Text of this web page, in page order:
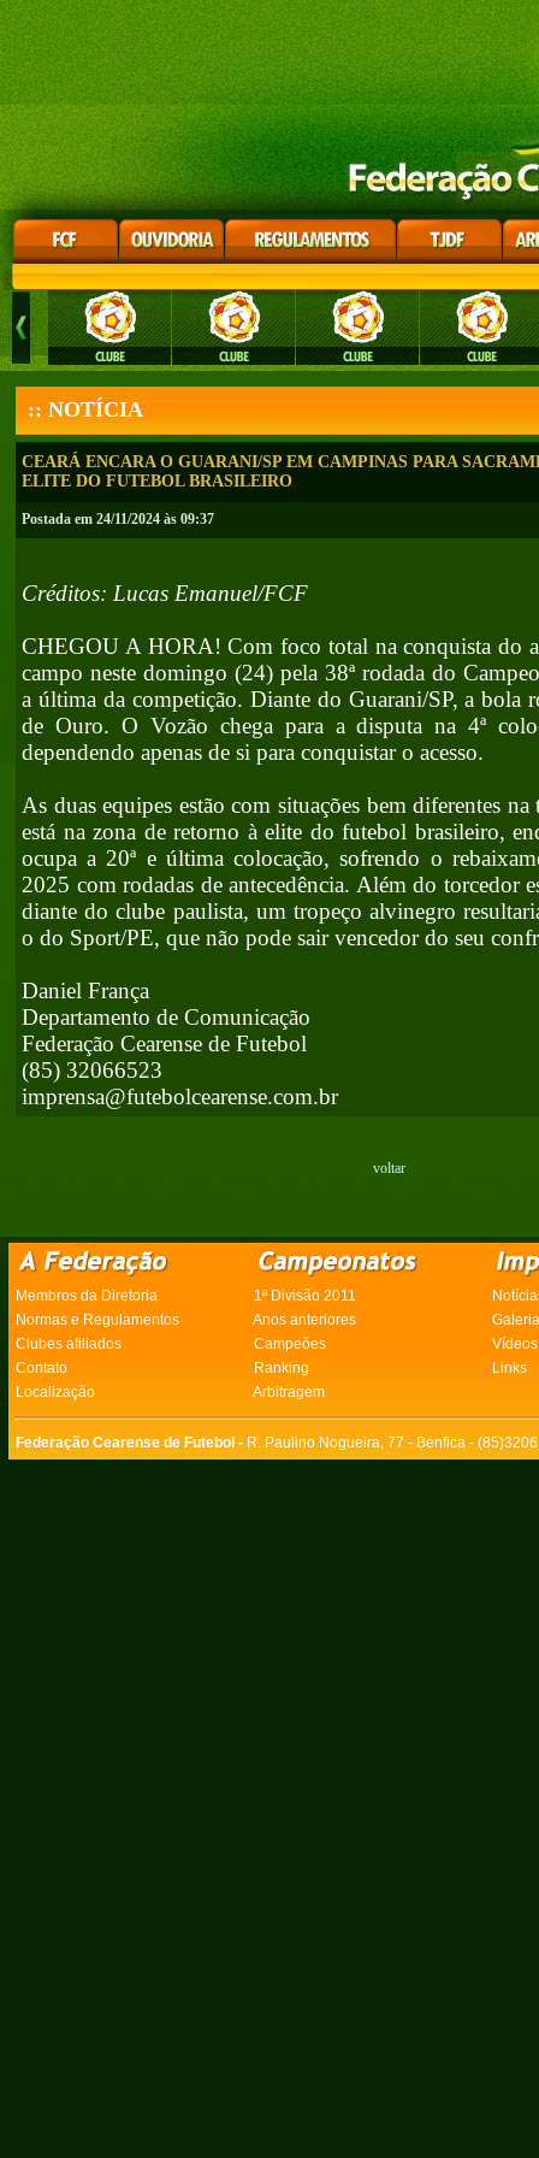
:: NOTÍCIA
CEARÁ ENCARA O GUARANI/SP EM CAMPINAS PARA
ELITE DO FUTEBOL BRASILEIRO
Postada em 24/11/2024 às 09:37
Créditos: Lucas Emanuel/FCF
CHEGOU A HORA! Com foco total na conquista do
campo neste domingo (24) pela 38ª rodada do
a última da competição. Diante do Guarani/SP, a bola
de Ouro. O Vozão chega para a disputa na 4ª
dependendo apenas de si para conquistar o acesso.
As duas equipes estão com situações bem diferentes na
está na zona de retorno à elite do futebol brasileiro,
ocupa a 20ª e última colocação, sofrendo o
2025 com rodadas de antecedência. Além do torcedor
diante do clube paulista, um tropeço alvinegro
o do Sport/PE, que não pode sair vencedor do seu
Daniel França
Departamento de Comunicação
Federação Cearense de Futebol
(85) 32066523
imprensa@futebolcearense.com.br
voltar
Membros da Diretoria 1ª Divisão 2011
Normas e Regulamentos
Anos anteriores
Clubes afiliados
Campeões
Vídeos
Contato
Ranking
Links
Localização
Arbitragem
Federação Cearense de Futebol - R. Paulino Nogueira, 77 - Benfica -